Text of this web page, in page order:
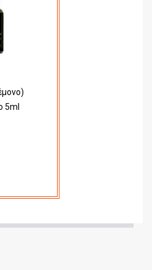
5ml